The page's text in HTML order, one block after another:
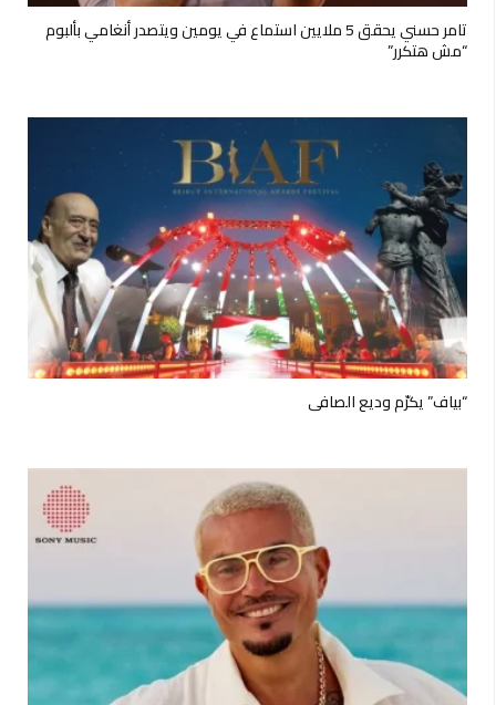
تامر حسني يحقق 5 ملايين استماع في يومين ويتصدر أنغامي بألبوم
“مش هتكرر”
“بياف” يكرّم وديع الصافي